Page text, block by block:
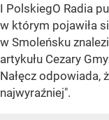
I PolskiegO Radia
w którym pojawiła
w Smoleńsku
artykułu Cezary
Nałęcz odpowiada,
najwyraźniej".